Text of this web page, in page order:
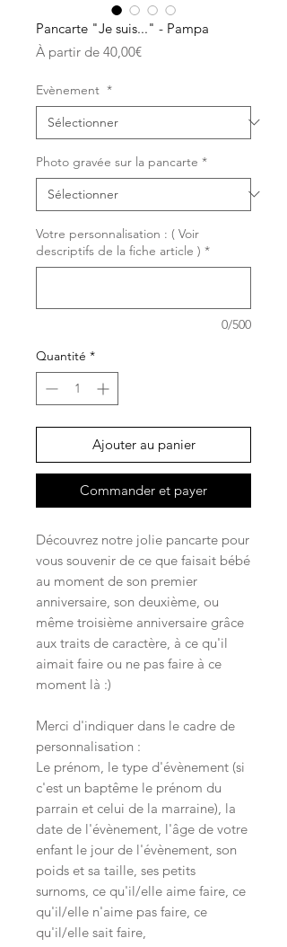
Pancarte "Je suis..." - Pampa
À partir de 40,00€Prix
Evènement *
Photo gravée sur la pancarte *
Votre personnalisation : ( Voir
descriptifs de la fiche article ) *
0/500
Quantité *
Ajouter au panier
Commander et payer
Découvrez notre jolie pancarte pour
vous souvenir de ce que faisait bébé
au moment de son premier
anniversaire, son deuxième, ou
même troisième anniversaire grâce
aux traits de caractère, à ce qu'il
aimait faire ou ne pas faire à ce
moment là :)
Merci d'indiquer dans le cadre de
personnalisation :
Le prénom, le type d'évènement (si
c'est un baptême le prénom du
parrain et celui de la marraine), la
date de l'évènement, l'âge de votre
enfant le jour de l'évènement, son
poids et sa taille, ses petits
surnoms, ce qu'il/elle aime faire, ce
qu'il/elle n'aime pas faire, ce
qu'il/elle sait faire,